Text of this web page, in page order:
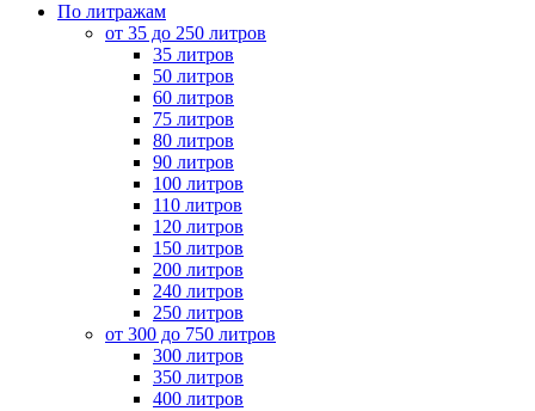
По литражам
от 35 до 250 литров
35 литров
50 литров
60 литров
75 литров
80 литров
90 литров
100 литров
110 литров
120 литров
150 литров
200 литров
240 литров
250 литров
от 300 до 750 литров
300 литров
350 литров
400 литров